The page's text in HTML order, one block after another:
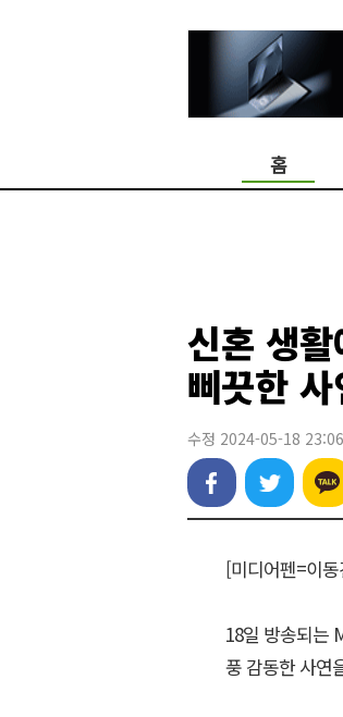
홈
신혼 생
삐끗한
수정 2024-05-18
[미디어펜=이
18일 방송되는
풍 감동한 사연